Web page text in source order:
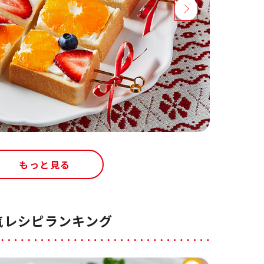
もっと見る
シピランキング